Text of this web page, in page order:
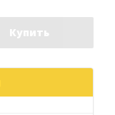
Купить